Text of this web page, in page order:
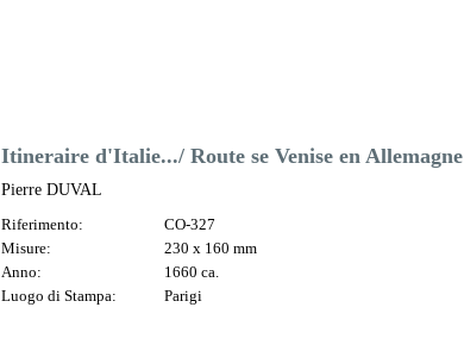
Itineraire d'Italie.../ Route se Venise en Allemagne
Pierre DUVAL
Riferimento:
CO-327
Misure:
230 x 160 mm
Anno:
1660 ca.
Luogo di Stampa:
Parigi